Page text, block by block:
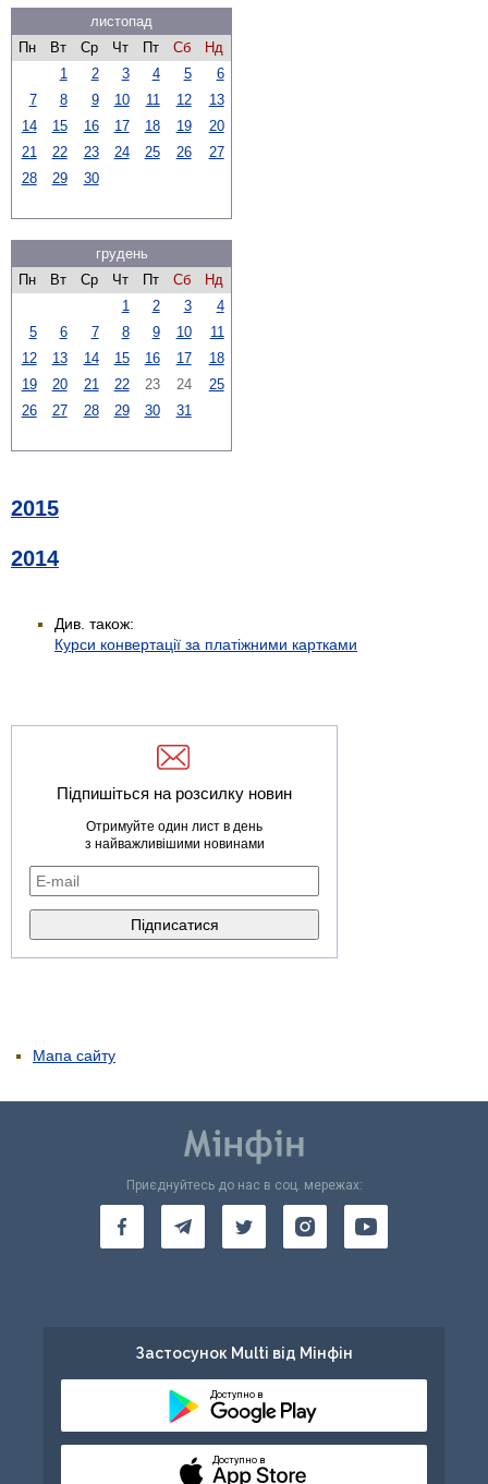
листопад
Пн
Вт Ср Чт Пт Сб
Нд
1
2 3 4 5
6
7
8 9 10 11 12
13
14
15 16 17 18 19
20
21
22 23 24 25 26
27
28
29 30
грудень
Пн
Вт Ср Чт Пт Сб
Нд
1
2 3
4
5
6 7 8 9 10
11
12
13 14 15 16 17
18
19
20 21 22 23 24
25
26
27 28 29 30 31
2015
2014
Див. також:
Курси конвертації за платіжними картками
Підпишіться на розсилку новин
Отримуйте один лист в день
з найважливішими новинами
Мапа сайту
Приєднуйтесь до нас в соц. мережах:
Застосунок Multi від Мінфін
Доступно в
Доступно в